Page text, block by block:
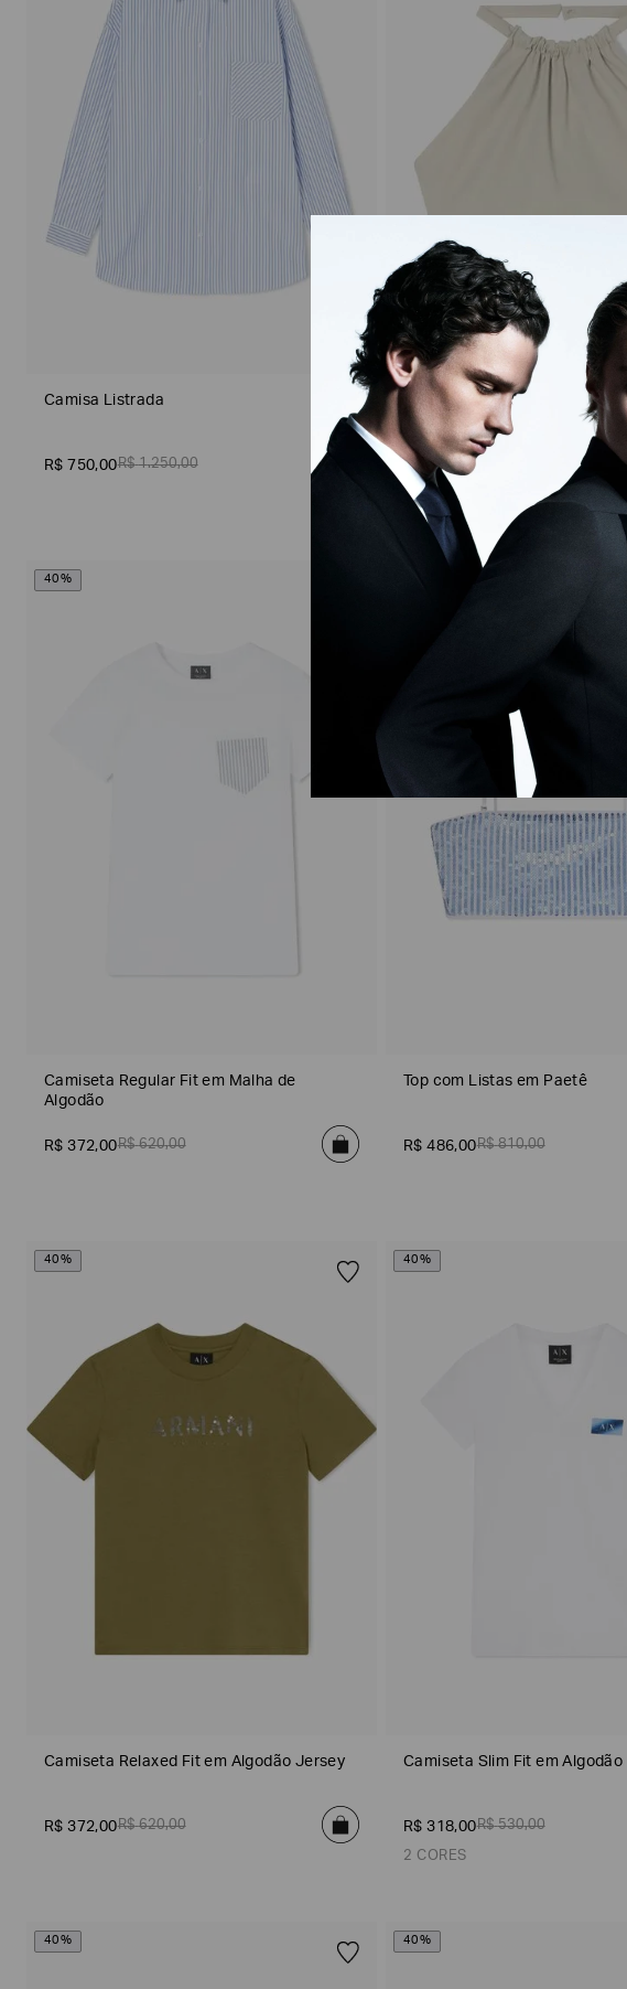
Sustentável
Camisa Listrada
R$ 750,00R$ 1.250,00
Top Cropped em Tecido Scuba
R$ 456,00
40%
Camiseta Regular Fit em Malha de
Algodão
R$ 372,00R$ 620,00
Top com Listas em Paetê
R$ 486,00R$ 810,00
40%
Camiseta Relaxed Fit em Algodão Jersey
R$ 372,00R$ 620,00
40%
Camiseta Slim Fit em Algodão
R$ 318,00R$ 530,00
2 CORES
Branco
40% 40%
mais
sobre
suas